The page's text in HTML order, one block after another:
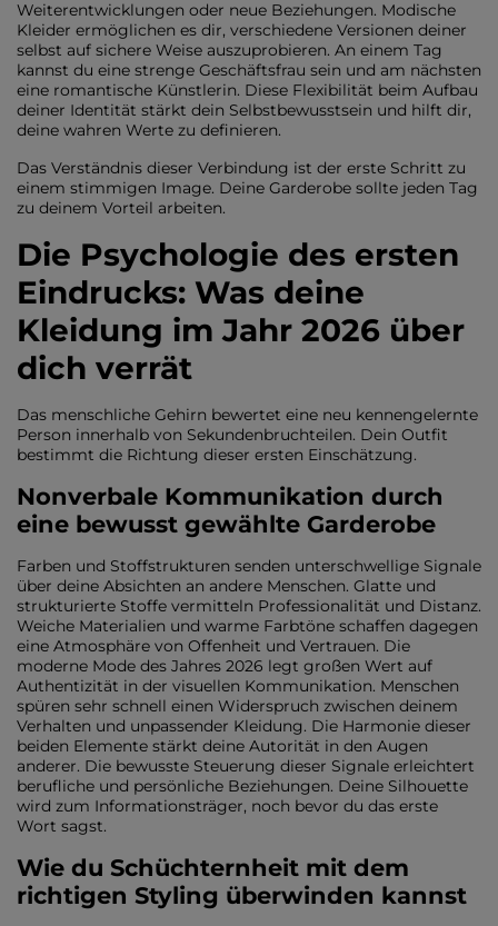
Weiterentwicklungen oder neue Beziehungen. Modische
Kleider ermöglichen es dir, verschiedene Versionen deiner
selbst auf sichere Weise auszuprobieren. An einem Tag
kannst du eine strenge Geschäftsfrau sein und am nächsten
eine romantische Künstlerin. Diese Flexibilität beim Aufbau
deiner Identität stärkt dein Selbstbewusstsein und hilft dir,
deine wahren Werte zu definieren.
Das Verständnis dieser Verbindung ist der erste Schritt zu
einem stimmigen Image. Deine Garderobe sollte jeden Tag
zu deinem Vorteil arbeiten.
Die Psychologie des ersten
Eindrucks: Was deine
Kleidung im Jahr 2026 über
dich verrät
Das menschliche Gehirn bewertet eine neu kennengelernte
Person innerhalb von Sekundenbruchteilen. Dein Outfit
bestimmt die Richtung dieser ersten Einschätzung.
Nonverbale Kommunikation durch
eine bewusst gewählte Garderobe
Farben und Stoffstrukturen senden unterschwellige Signale
über deine Absichten an andere Menschen. Glatte und
strukturierte Stoffe vermitteln Professionalität und Distanz.
Weiche Materialien und warme Farbtöne schaffen dagegen
eine Atmosphäre von Offenheit und Vertrauen. Die
moderne Mode des Jahres 2026 legt großen Wert auf
Authentizität in der visuellen Kommunikation. Menschen
spüren sehr schnell einen Widerspruch zwischen deinem
Verhalten und unpassender Kleidung. Die Harmonie dieser
beiden Elemente stärkt deine Autorität in den Augen
anderer. Die bewusste Steuerung dieser Signale erleichtert
berufliche und persönliche Beziehungen. Deine Silhouette
wird zum Informationsträger, noch bevor du das erste
Wort sagst.
Wie du Schüchternheit mit dem
richtigen Styling überwinden kannst